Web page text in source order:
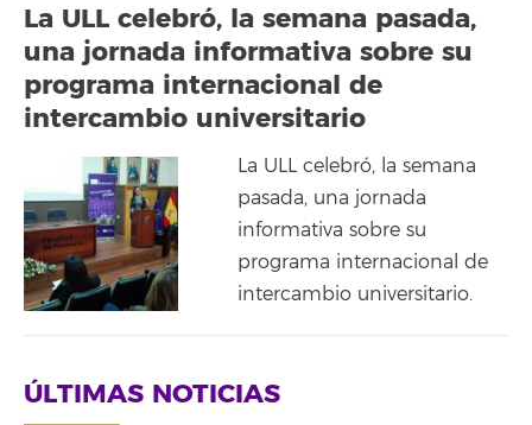
La ULL celebró, la semana pasada,
una jornada informativa sobre su
programa internacional de
intercambio universitario
La ULL celebró, la semana
pasada, una jornada
informativa sobre su
programa internacional de
intercambio universitario.
ÚLTIMAS NOTICIAS